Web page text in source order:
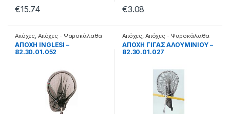
€15.74 €3.08
Απόχες Απόχες - Ψαροκάλαθα
ΑΠΟΧΗ INGLESI –
82.30.01.052
Απόχες Απόχες - Ψαροκάλαθα
ΑΠΟΧΗ ΓΙΓΑΣ ΑΛΟΥΜΙΝΙΟΥ –
82.30.01.027